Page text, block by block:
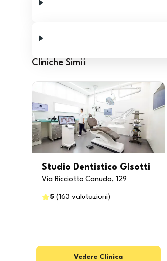
Cliniche Simili
Studio Dentistico Gisotti
Via Ricciotto Canudo, 129
5 (163 valutazioni )
Vedere Clinica